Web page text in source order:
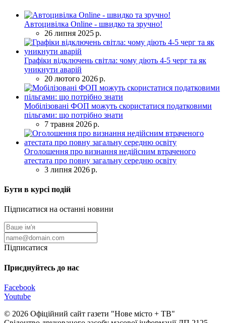
Автоцивілка Online - швидко та зручно!
26 липня 2025 р.
Графіки відключень світла: чому діють 4-5 черг та як
уникнути аварій
20 лютого 2026 р.
Мобілізовані ФОП можуть скористатися податковими
пільгами: що потрібно знати
7 травня 2026 р.
Оголошення про визнання недійсним втраченого
атестата про повну загальну середню освіту
3 липня 2026 р.
Бути в курсі подій
Підписатися на останні новини
Підписатися
Приєднуйтесь до нас
Facebook
Youtube
© 2026 Офіційний сайт газети "Нове мiсто + ТВ"